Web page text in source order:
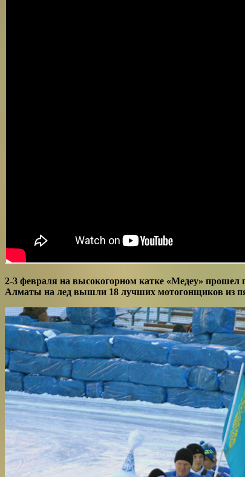
2-3 февраля на высокогорном катке «Медеу»
Алматы на лед вышли 18 лучших мотогонщиков из